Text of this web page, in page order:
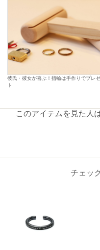
彼氏・彼女が喜ぶ！指輪は手作りでプレ
ト
このアイテムを見た人
チェッ